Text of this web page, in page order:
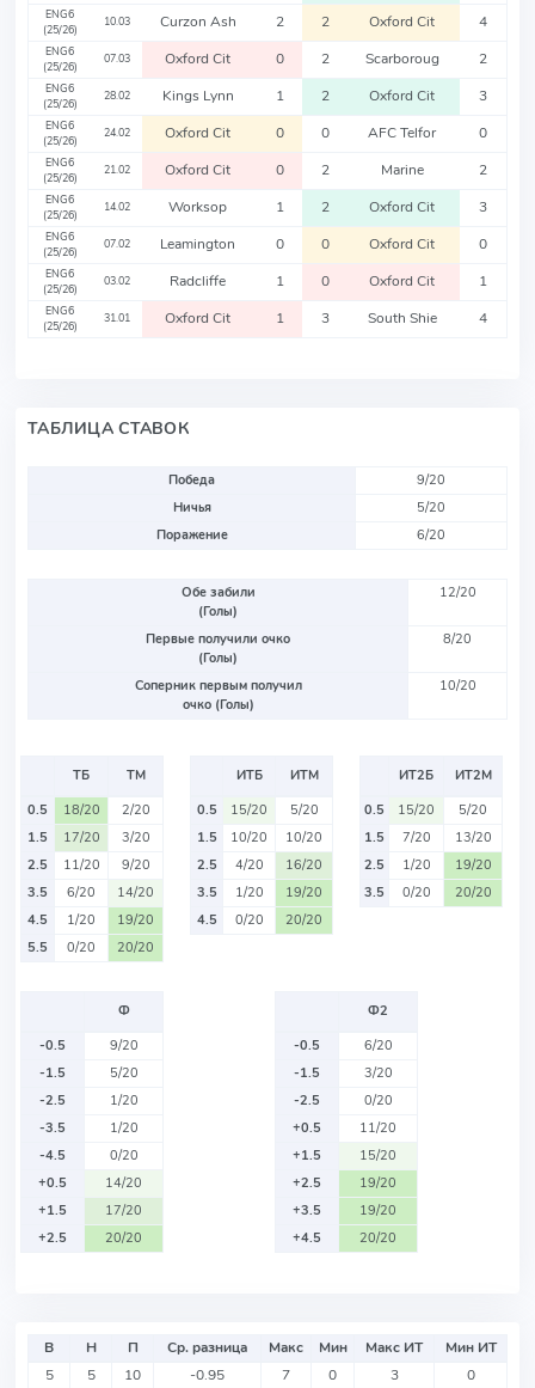
ENG6
(25/26)
10.03 Curzon Ash 2 2 Oxford Cit 4
ENG6
(25/26)
07.03 Oxford Cit 0 2 Scarboroug 2
ENG6
(25/26)
28.02 Kings Lynn 1 2 Oxford Cit 3
ENG6
(25/26)
24.02 Oxford Cit 0 0 AFC Telfor 0
ENG6
(25/26)
21.02 Oxford Cit 0 2 Marine 2
ENG6
(25/26)
14.02 Worksop 1 2 Oxford Cit 3
ENG6
(25/26)
07.02 Leamington 0 0 Oxford Cit 0
ENG6
(25/26)
03.02 Radcliffe 1 0 Oxford Cit 1
ENG6
(25/26)
31.01 Oxford Cit 1 3 South Shie 4
ТАБЛИЦА СТАВОК
Победа
9/20
Ничья
5/20
Поражение
6/20
Обе забили
(Голы)
12/20
Первые получили очко
(Голы)
8/20
Соперник первым получил
очко (Голы)
10/20
ТБ
ТМ
0.5
18/20
2/20
1.5
17/20
3/20
2.5
11/20
9/20
3.5
6/20
14/20
4.5
1/20
19/20
5.5
0/20 20/20
ИТБ
ИТМ
0.5
15/20
5/20
1.5
10/20
10/20
2.5
4/20
16/20
3.5
1/20
19/20
4.5
0/20 20/20
ИТ2Б
ИТ2М
0.5
15/20
5/20
1.5
7/20
13/20
2.5
1/20
19/20
3.5
0/20 20/20
Ф
-0.5
9/20
-1.5
5/20
-2.5
1/20
-3.5
1/20
-4.5
0/20
+0.5
14/20
+1.5
17/20
+2.5
20/20
Ф2
-0.5
6/20
-1.5
3/20
-2.5
0/20
+0.5
11/20
+1.5
15/20
+2.5
19/20
+3.5
19/20
+4.5
20/20
В Н П Ср. разница Макс Мин Макс ИТ
Мин ИТ
5
5 10 -0.95 7 0 3 0